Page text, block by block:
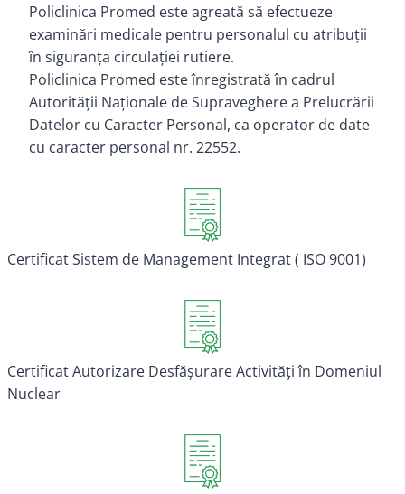
Policlinica Promed este agreată să efectueze
examinări medicale pentru personalul cu atribuţii
în siguranţa circulaţiei rutiere.
Policlinica Promed este înregistrată în cadrul
Autorităţii Naţionale de Supraveghere a Prelucrării
Datelor cu Caracter Personal, ca operator de date
cu caracter personal nr. 22552.
Certificat Sistem de Management Integrat ( ISO 9001)
Certificat Autorizare Desfăşurare Activităţi în Domeniul
Nuclear